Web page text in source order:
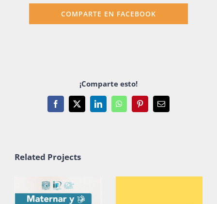
COMPARTE EN FACEBOOK
¡Comparte esto!
Facebook
X LinkedInWhatsAppPinterestEmail
Related Projects